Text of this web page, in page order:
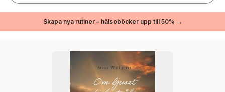
Skapa nya rutiner – hälsoböcker upp till 50% →